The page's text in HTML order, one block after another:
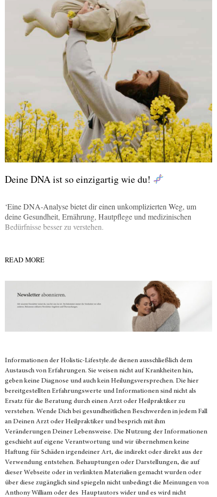
Deine DNA ist so einzigartig wie du!
‘Eine DNA-Analyse bietet dir einen unkomplizierten Weg, um
deine Gesundheit, Ernährung, Hautpflege und medizinischen
Bedürfnisse besser zu verstehen.
READ MORE
Informationen der Holistic-Lifestyle.de dienen ausschließlich dem
Austausch von Erfahrungen. Sie weisen nicht auf Krankheiten hin,
geben keine Diagnose und auch kein Heilungsversprechen. Die hier
bereitgestellten Erfahrungswerte und Informationen sind nicht als
Ersatz für die Beratung durch einen Arzt oder Heilpraktiker zu
verstehen. Wende Dich bei gesundheitlichen Beschwerden in jedem Fall
an Deinen Arzt oder Heilpraktiker und besprich mit ihm
Veränderungen Deiner Lebensweise. Die Nutzung der Informationen
geschieht auf eigene Verantwortung und wir übernehmen keine
Haftung für Schäden irgendeiner Art, die indirekt oder direkt aus der
Verwendung entstehen. Behauptungen oder Darstellungen, die auf
dieser Webseite oder in verlinkten Materialien gemacht wurden oder
über diese zugänglich sind spiegeln nicht unbedingt die Meinungen von
Anthony William oder des Hauptautors wider und es wird nicht